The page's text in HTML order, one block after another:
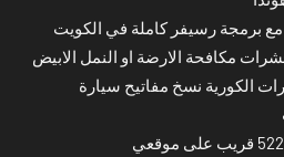
برمجة رسيفر كاملة في الكويت
مكافحة الارضة او النمل الابيض
الكورية نسخ مفاتيح سيارة